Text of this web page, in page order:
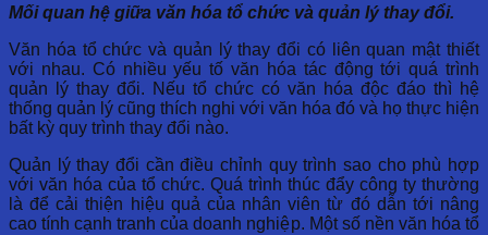
Mối quan hệ giữa văn hóa tổ chức và quản lý thay đổi.
Văn hóa tổ chức và quản lý thay đổi có liên quan mật thiết
với nhau. Có nhiều yếu tố văn hóa tác động tới quá trình
quản lý thay đổi. Nếu tổ chức có văn hóa độc đáo thì hệ
thống quản lý cũng thích nghi với văn hóa đó và họ thực hiện
bất kỳ quy trình thay đổi nào.
Quản lý thay đổi cần điều chỉnh quy trình sao cho phù hợp
với văn hóa của tổ chức. Quá trình thúc đẩy công ty thường
là để cải thiện hiệu quả của nhân viên từ đó dẫn tới nâng
cao tính cạnh tranh của doanh nghiệp. Một số nền văn hóa tổ